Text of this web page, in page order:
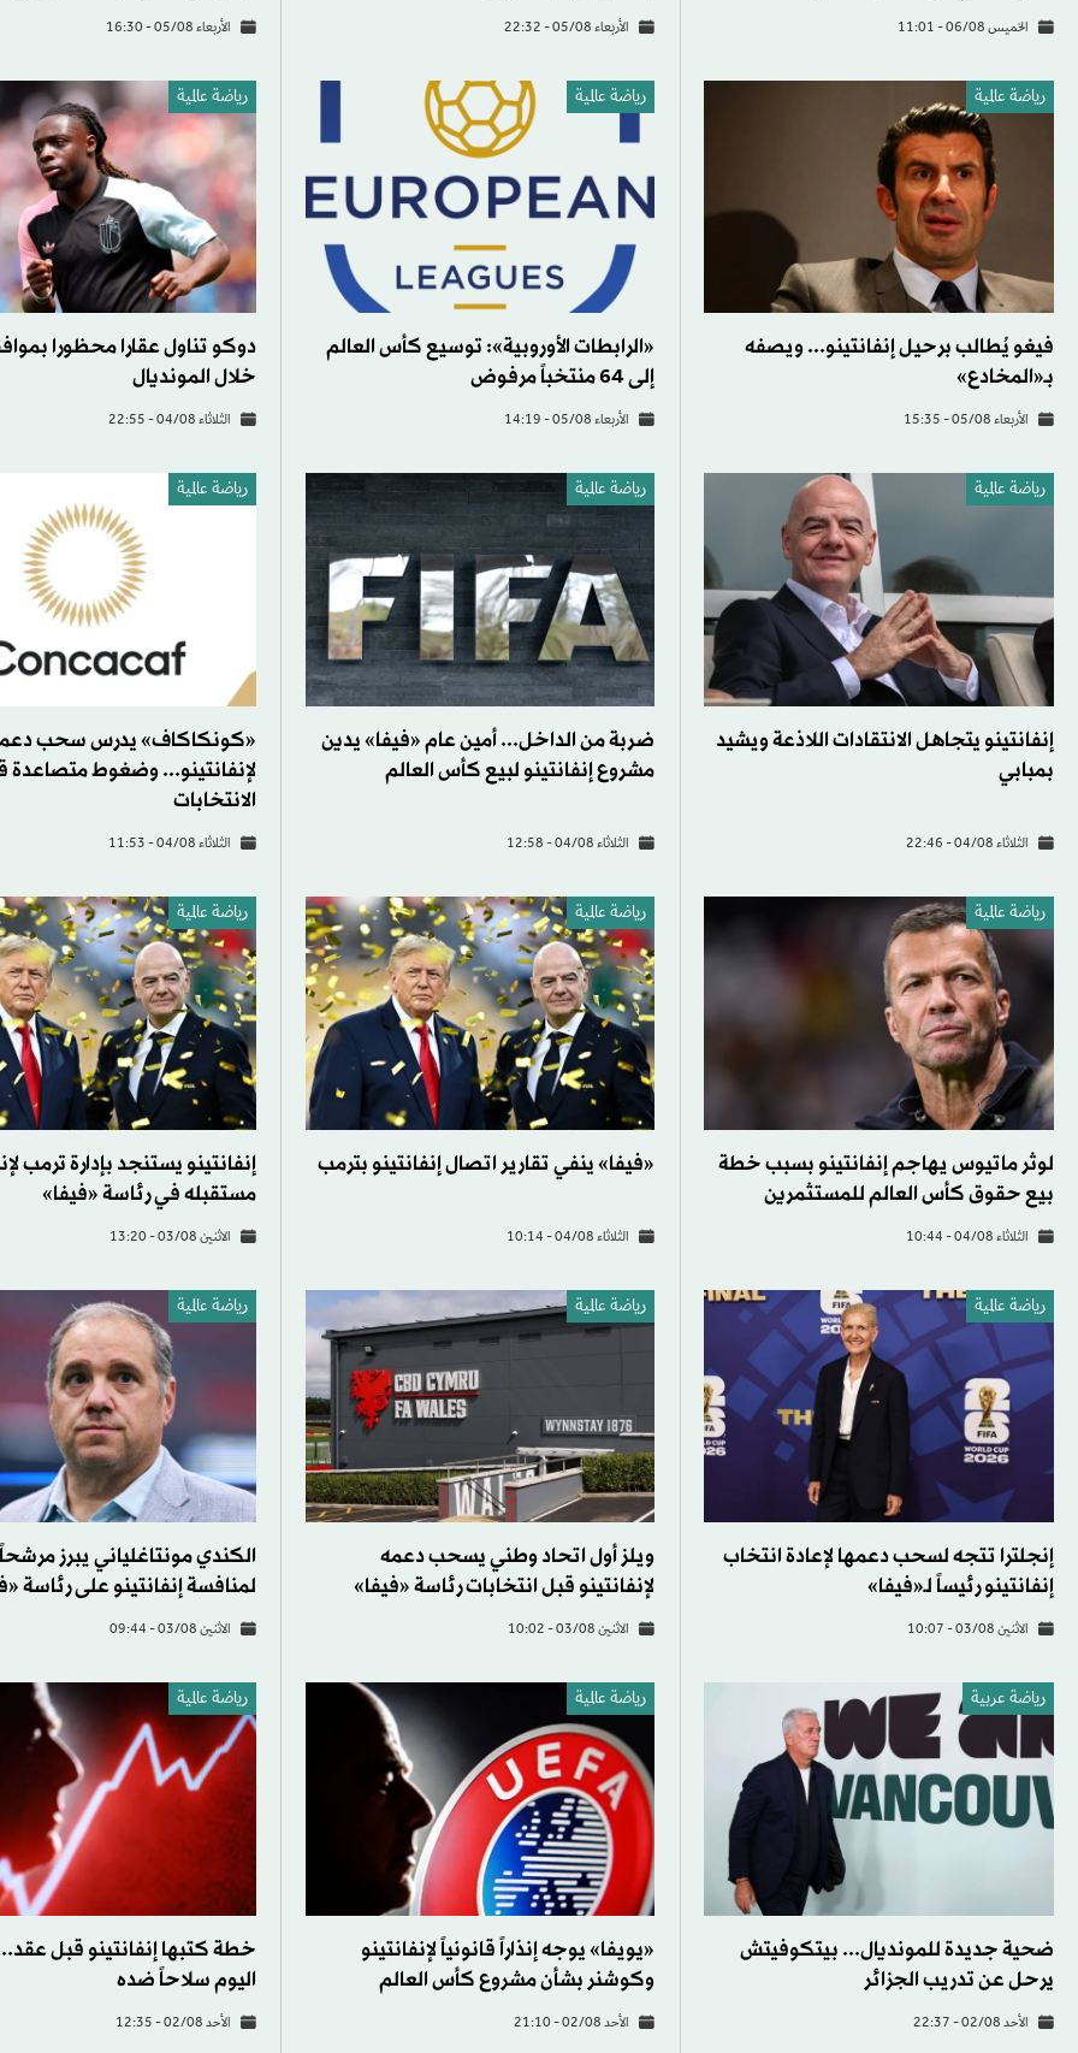
الخميس 06/08 - 11:01 الأربعاء 05/08 - 22:32 الأربعاء 05/08 - 16:30
رياضة عالمية
فيغو يُطالب برحيل إنفانتينو... ويصفه
بـ«المخادع»
الأربعاء 05/08 - 15:35
رياضة عالمية
«الرابطات الأوروبية»: توسيع كأس العالم
إلى 64 منتخباً مرفوض
الأربعاء 05/08 - 14:19
رياضة عالمية
دوكو تناول عقارا محظورا
خلال المونديال
الثلاثاء 04/08 - 22:55
رياضة عالمية
إنفانتينو يتجاهل الانتقادات اللاذعة ويشيد
بمبابي
الثلاثاء 04/08 - 22:46
رياضة عالمية
ضربة من الداخل... أمين عام «فيفا» يدين
مشروع إنفانتينو لبيع كأس العالم
الثلاثاء 04/08 - 12:58
رياضة عالمية
«كونكاكاف» يدرس سحب
لإنفانتينو... وضغوط متصاعدة
الانتخابات
الثلاثاء 04/08 - 11:53
رياضة عالمية
لوثر ماتيوس يهاجم إنفانتينو بسبب خطة
بيع حقوق كأس العالم للمستثمرين
الثلاثاء 04/08 - 10:44
رياضة عالمية
«فيفا» ينفي تقارير اتصال إنفانتينو بترمب
الثلاثاء 04/08 - 10:14
رياضة عالمية
إنفانتينو يستنجد بإدارة ترمب
مستقبله في رئاسة «فيفا»
الاثنين 03/08 - 13:20
رياضة عالمية
إنجلترا تتجه لسحب دعمها لإعادة انتخاب
إنفانتينو رئيساً لـ«فيفا»
الاثنين 03/08 - 10:07
رياضة عالمية
ويلز أول اتحاد وطني يسحب دعمه
لإنفانتينو قبل انتخابات رئاسة «فيفا»
الاثنين 03/08 - 10:02
رياضة عالمية
الكندي مونتاغلياني يبرز
لمنافسة إنفانتينو على رئاسة
الاثنين 03/08 - 09:44
رياضة عربية
ضحية جديدة للمونديال... بيتكوفيتش
يرحل عن تدريب الجزائر
الأحد 02/08 - 22:37
رياضة عالمية
«يويفا» يوجه إنذاراً قانونياً لإنفانتينو
وكوشنر بشأن مشروع كأس العالم
الأحد 02/08 - 21:10
رياضة عالمية
خطة كتبها إنفانتينو قبل
اليوم سلاحاً ضده
الأحد 02/08 - 12:35